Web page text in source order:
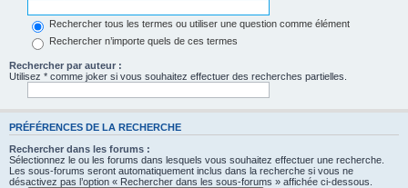
Rechercher tous les termes ou utiliser une question comme élément
Rechercher n’importe quels de ces termes
Rechercher par auteur :
Utilisez * comme joker si vous souhaitez effectuer des recherches partielles.
PRÉFÉRENCES DE LA RECHERCHE
Rechercher dans les forums :
Sélectionnez le ou les forums dans lesquels vous souhaitez effectuer une recherche.
Les sous-forums seront automatiquement inclus dans la recherche si vous ne
désactivez pas l’option « Rechercher dans les sous-forums » affichée ci-dessous.